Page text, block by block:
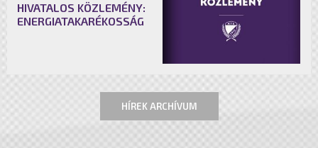
HIVATALOS KÖZLEMÉNY:
ENERGIATAKARÉKOSSÁG
HÍREK ARCHÍVUM